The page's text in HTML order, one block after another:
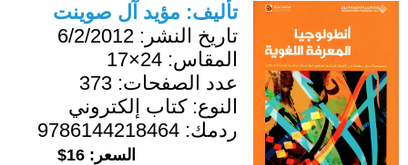
تأليف: مؤيد آل صوينت
تاريخ النشر: 6/2/2012
المقاس: 24×17
عدد الصفحات: 373
النوع:كتاب إلكتروني
ردمك: 9786144218464
السعر: 16$